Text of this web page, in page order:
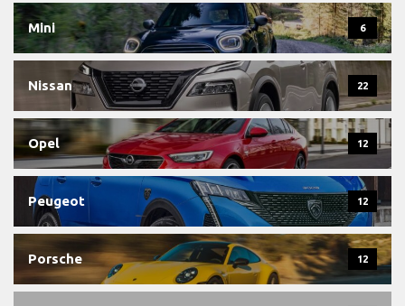
Mini 6
Nissan 22
Opel 12
Peugeot 12
Porsche 12